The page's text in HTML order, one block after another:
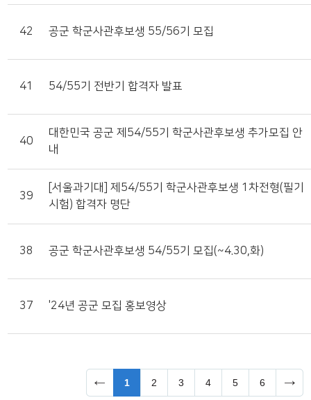
42 공군 학군사관후보생 55/56기 모집
41 54/55기 전반기 합격자 발표
40
대한민국 공군 제54/55기 학군사관후보생 추가모집 안
내
39
[서울과기대] 제54/55기 학군사관후보생 1차전형(필기
시험) 합격자 명단
38 공군 학군사관후보생 54/55기 모집(~4.30,화)
37 '24년 공군 모집 홍보영상
1 2 3 4 5 6